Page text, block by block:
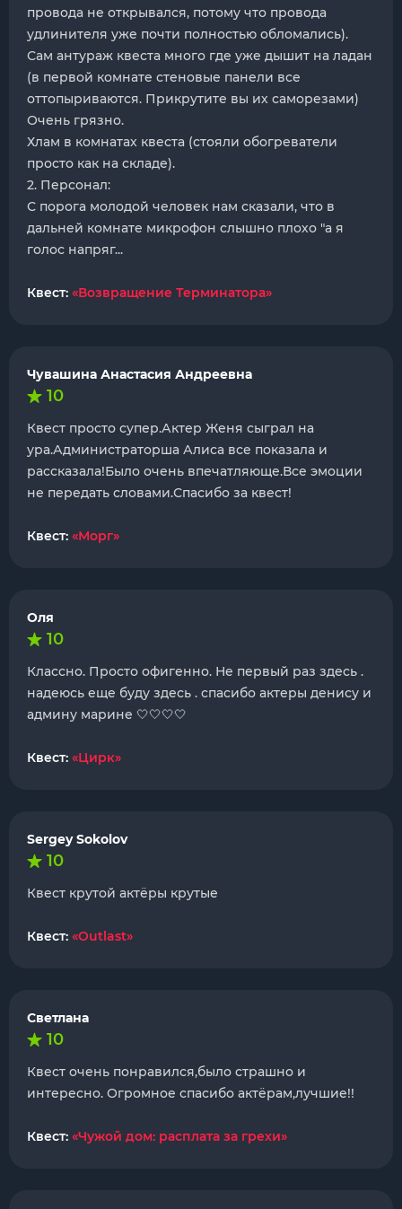
провода не открывался, потому что провода
удлинителя уже почти полностью обломались).
Сам антураж квеста много где уже дышит на ладан
(в первой комнате стеновые панели все
оттопыриваются. Прикрутите вы их саморезами)
Очень грязно.
Хлам в комнатах квеста (стояли обогреватели
просто как на складе).
2. Персонал:
С порога молодой человек нам сказали, что в
дальней комнате микрофон слышно плохо "а я
голос напряг...
Квест: «Возвращение Терминатора»
Чувашина Анастасия Андреевна
10
Квест просто супер.Актер Женя сыграл на
ура.Администраторша Алиса все показала и
рассказала!Было очень впечатляюще.Все эмоции
не передать словами.Спасибо за квест!
Квест: «Морг»
Оля
10
Классно. Просто офигенно. Не первый раз здесь .
надеюсь еще буду здесь . спасибо актеры денису и
админу марине 🤍🤍🤍🤍
Квест: «Цирк»
Sergey Sokolov
10
Квест крутой актёры крутые
Квест: «Outlast»
Светлана
10
Квест очень понравился,было страшно и
интересно. Огромное спасибо актëрам,лучшие!!
Квест: «Чужой дом: расплата за грехи»